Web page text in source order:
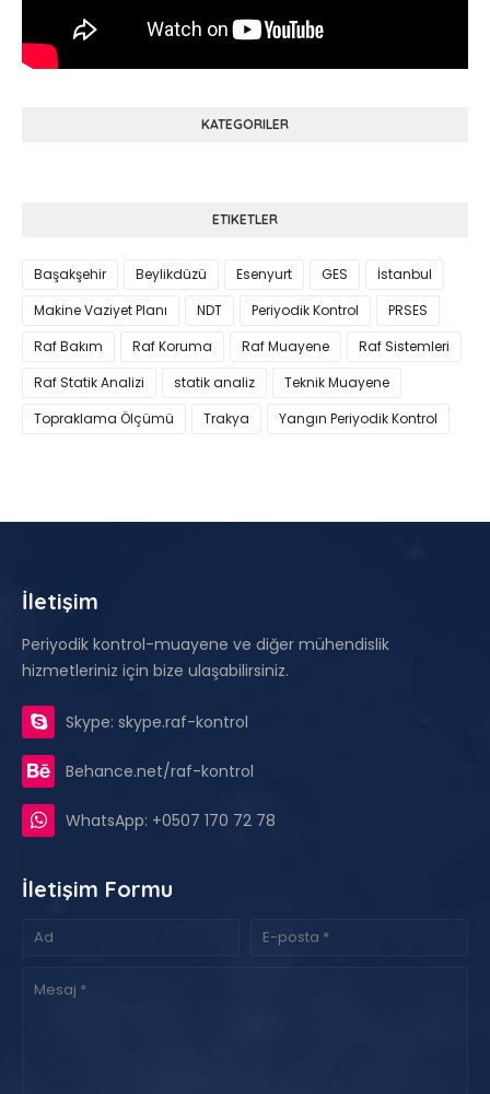
KATEGORILER
ETIKETLER
Başakşehir Beylikdüzü Esenyurt GES
İstanbul
Makine Vaziyet Planı
NDT Periyodik Kontrol
PRSES
Raf Bakım
Raf Koruma Raf Muayene
Raf Sistemleri
Raf Statik Analizi
statik analiz
Teknik Muayene
Topraklama Ölçümü
Trakya Yangın Periyodik Kontrol
İletişim
Periyodik kontrol-muayene ve diğer mühendislik
hizmetleriniz için bize ulaşabilirsiniz.
Skype: skype.raf-kontrol
Behance.net/raf-kontrol
WhatsApp: +0507 170 72 78
İletişim Formu